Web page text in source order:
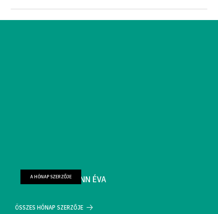
FARKAS WELLMANN ÉVA
A HÓNAP SZERZŐJE
ÖSSZES HÓNAP SZERZŐJE